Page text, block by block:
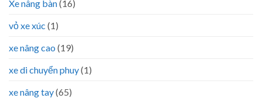
Xe nâng bàn(16)
vỏ xe xúc (1)
xe nâng cao (19)
xe di chuyển phuy(1)
xe nâng tay(65)